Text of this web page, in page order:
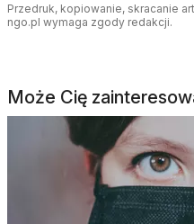
Przedruk, kopiowanie, skracanie
ngo.pl wymaga zgody redakcji.
Może Cię